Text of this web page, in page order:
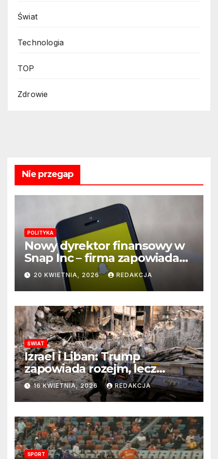
Świat
Technologia
TOP
Zdrowie
Nie przegap
POLITYKA
Nowy dyrektor finansowy w
Snap Inc – firma zapowiada
zmianę na kluczowym
stanowisku
20 KWIETNIA, 2026 REDAKCJA
ŚWIAT
Izrael i Liban: Trump
zapowiada rozejm, lecz
perspektywa zakończenia
wojny wciąż odległa
16 KWIETNIA, 2026 REDAKCJA
SPORT